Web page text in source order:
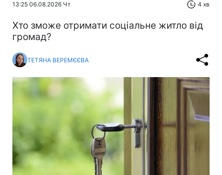
13:25 06.08.2026 Чт 4 хв
Хто зможе отримати соціальне житло від
громад?
ТЕТЯНА ВЕРЕМЄЄВА